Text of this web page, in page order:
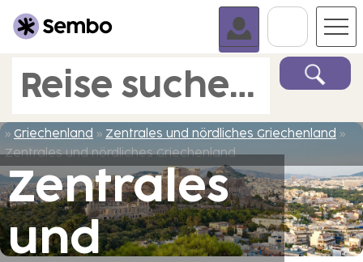
Zur
Reise suchen und buchen
» Griechenland » Zentrales und nördliches Griechenland »
Zentrales und nördliches Griechenland
Zentrales
und